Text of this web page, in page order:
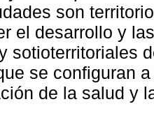
son
el desarrollo y
sotioterritoriales
se configuran
de la salud y